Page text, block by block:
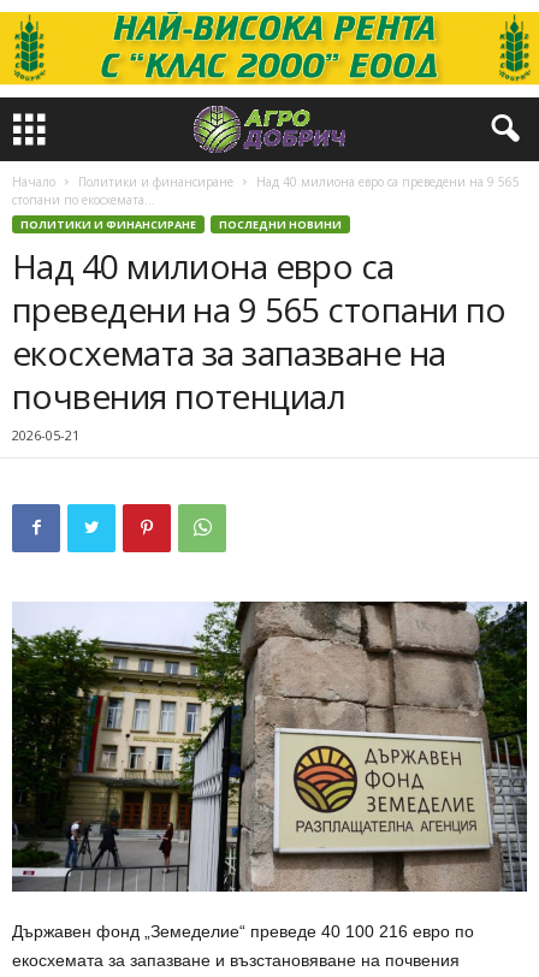
Начало Политики и финансиране
Над 40 милиона евро са преведени на 9 565
стопани по екосхемата...
ПОЛИТИКИ И ФИНАНСИРАНЕ ПОСЛЕДНИ НОВИНИ
Над 40 милиона евро са
преведени на 9 565 стопани по
екосхемата за запазване на
почвения потенциал
2026-05-21
Държавен фонд „Земеделие“ преведе 40 100 216 евро по
екосхемата за запазване и възстановяване на почвения